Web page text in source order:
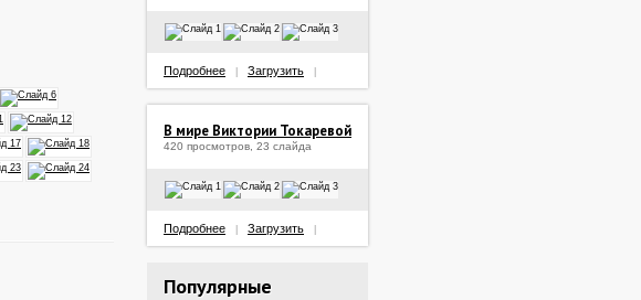
Подробнее Загрузить
В мире Виктории Токаревой
420 просмотров, 23 слайда
Подробнее Загрузить
Популярные